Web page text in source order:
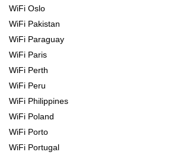
WiFi Oslo
WiFi Pakistan
WiFi Paraguay
WiFi Paris
WiFi Perth
WiFi Peru
WiFi Philippines
WiFi Poland
WiFi Porto
WiFi Portugal